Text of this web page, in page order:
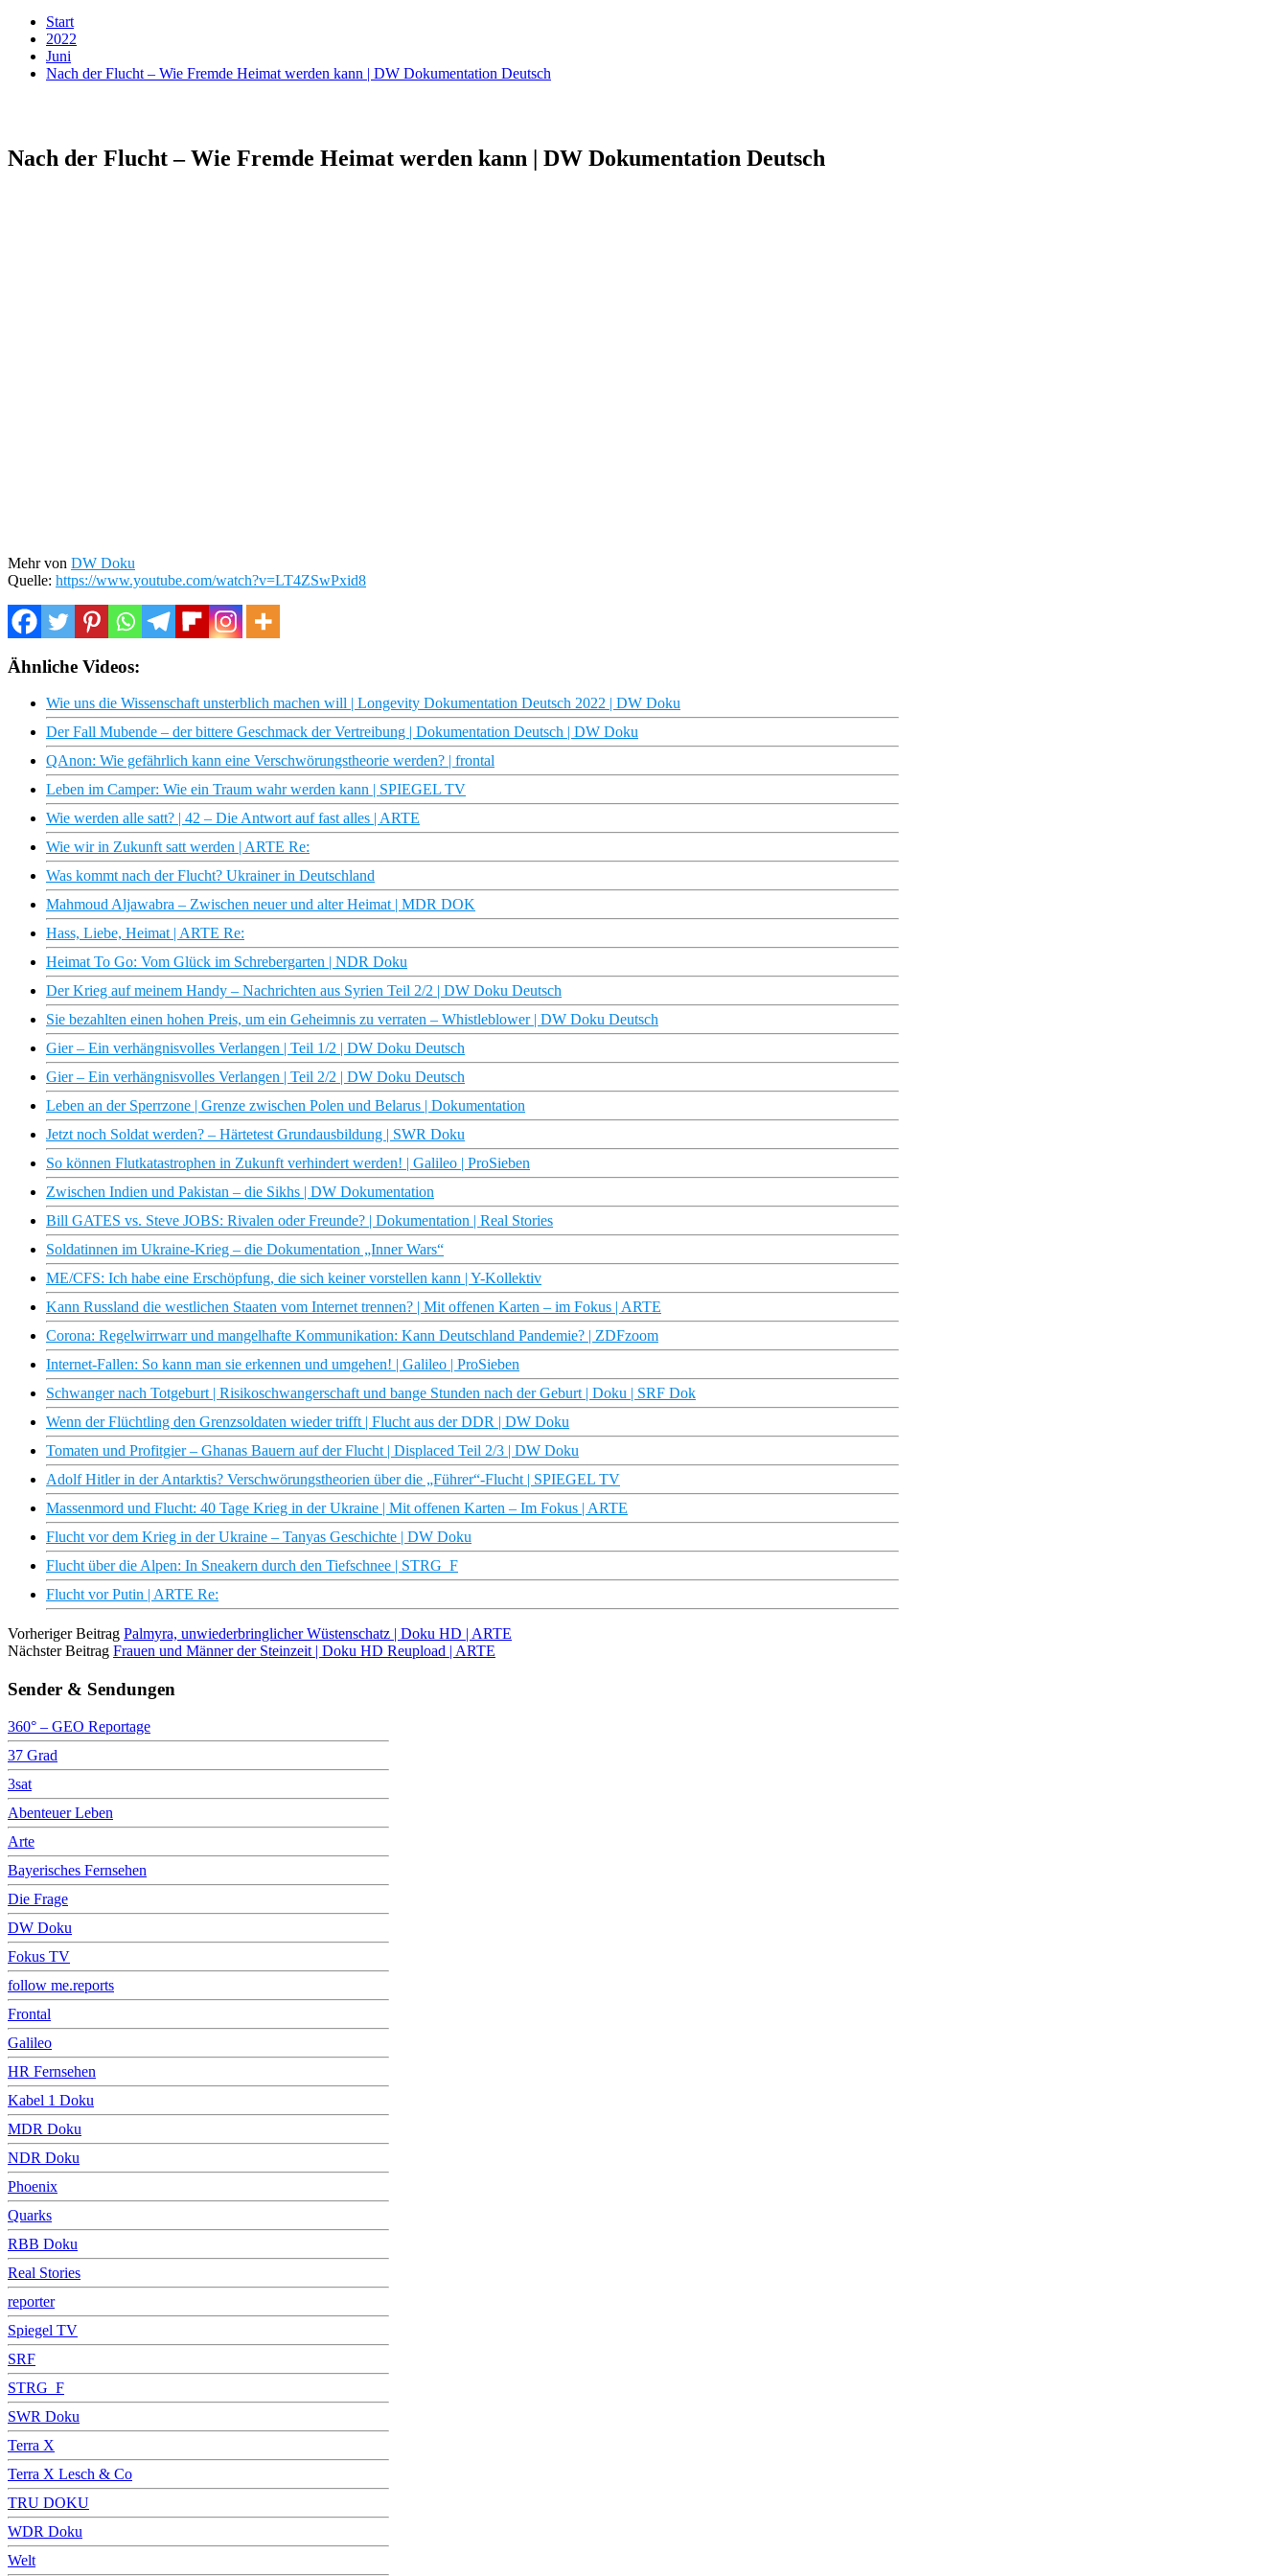
Start
2022
Juni
Nach der Flucht – Wie Fremde Heimat werden kann | DW Dokumentation Deutsch
Nach der Flucht – Wie Fremde Heimat werden kann | DW Dokumentation Deutsch
Mehr von DW Doku
Quelle: https://www.youtube.com/watch?v=LT4ZSwPxid8
Ähnliche Videos:
Wie uns die Wissenschaft unsterblich machen will | Longevity Dokumentation Deutsch 2022 | DW Doku
Der Fall Mubende – der bittere Geschmack der Vertreibung | Dokumentation Deutsch | DW Doku
QAnon: Wie gefährlich kann eine Verschwörungstheorie werden? | frontal
Leben im Camper: Wie ein Traum wahr werden kann | SPIEGEL TV
Wie werden alle satt? | 42 – Die Antwort auf fast alles | ARTE
Wie wir in Zukunft satt werden | ARTE Re:
Was kommt nach der Flucht? Ukrainer in Deutschland
Mahmoud Aljawabra – Zwischen neuer und alter Heimat | MDR DOK
Hass, Liebe, Heimat | ARTE Re:
Heimat To Go: Vom Glück im Schrebergarten | NDR Doku
Der Krieg auf meinem Handy – Nachrichten aus Syrien Teil 2/2 | DW Doku Deutsch
Sie bezahlten einen hohen Preis, um ein Geheimnis zu verraten – Whistleblower | DW Doku Deutsch
Gier – Ein verhängnisvolles Verlangen | Teil 1/2 | DW Doku Deutsch
Gier – Ein verhängnisvolles Verlangen | Teil 2/2 | DW Doku Deutsch
Leben an der Sperrzone | Grenze zwischen Polen und Belarus | Dokumentation
Jetzt noch Soldat werden? – Härtetest Grundausbildung | SWR Doku
So können Flutkatastrophen in Zukunft verhindert werden! | Galileo | ProSieben
Zwischen Indien und Pakistan – die Sikhs | DW Dokumentation
Bill GATES vs. Steve JOBS: Rivalen oder Freunde? | Dokumentation | Real Stories
Soldatinnen im Ukraine-Krieg – die Dokumentation „Inner Wars“
ME/CFS: Ich habe eine Erschöpfung, die sich keiner vorstellen kann | Y-Kollektiv
Kann Russland die westlichen Staaten vom Internet trennen? | Mit offenen Karten – im Fokus | ARTE
Corona: Regelwirrwarr und mangelhafte Kommunikation: Kann Deutschland Pandemie? | ZDFzoom
Internet-Fallen: So kann man sie erkennen und umgehen! | Galileo | ProSieben
Schwanger nach Totgeburt | Risikoschwangerschaft und bange Stunden nach der Geburt | Doku | SRF Dok
Wenn der Flüchtling den Grenzsoldaten wieder trifft | Flucht aus der DDR | DW Doku
Tomaten und Profitgier – Ghanas Bauern auf der Flucht | Displaced Teil 2/3 | DW Doku
Adolf Hitler in der Antarktis? Verschwörungstheorien über die „Führer“-Flucht | SPIEGEL TV
Massenmord und Flucht: 40 Tage Krieg in der Ukraine | Mit offenen Karten – Im Fokus | ARTE
Flucht vor dem Krieg in der Ukraine – Tanyas Geschichte | DW Doku
Flucht über die Alpen: In Sneakern durch den Tiefschnee | STRG_F
Flucht vor Putin | ARTE Re:
Vorheriger Beitrag Palmyra, unwiederbringlicher Wüstenschatz | Doku HD | ARTE
Nächster Beitrag Frauen und Männer der Steinzeit | Doku HD Reupload | ARTE
Sender & Sendungen
360° – GEO Reportage
37 Grad
3sat
Abenteuer Leben
Arte
Bayerisches Fernsehen
Die Frage
DW Doku
Fokus TV
follow me.reports
Frontal
Galileo
HR Fernsehen
Kabel 1 Doku
MDR Doku
NDR Doku
Phoenix
Quarks
RBB Doku
Real Stories
reporter
Spiegel TV
SRF
STRG_F
SWR Doku
Terra X
Terra X Lesch & Co
TRU DOKU
WDR Doku
Welt